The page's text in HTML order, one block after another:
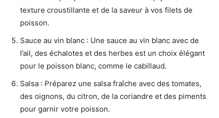
texture croustillante et de la saveur à vos filets de
poisson.
Sauce au vin blanc : Une sauce au vin blanc avec de
l’ail, des échalotes et des herbes est un choix élégant
pour le poisson blanc, comme le cabillaud.
Salsa : Préparez une salsa fraîche avec des tomates,
des oignons, du citron, de la coriandre et des piments
pour garnir votre poisson.